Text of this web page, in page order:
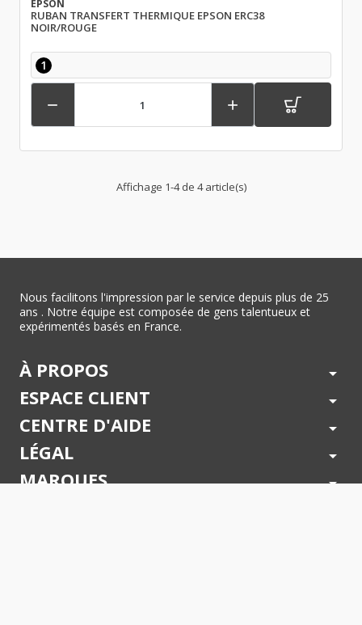
EPSON
RUBAN TRANSFERT THERMIQUE EPSON ERC38
NOIR/ROUGE
1
 
Affichage 1-4 de 4 article(s)
Nous facilitons l'impression par le service depuis plus de 25
ans . Notre équipe est composée de gens talentueux et
expérimentés basés en France.
À PROPOS arrow_drop_down
ESPACE CLIENT arrow_drop_down
CENTRE D'AIDE arrow_drop_down
LÉGAL arrow_drop_down
MARQUES arrow_drop_down